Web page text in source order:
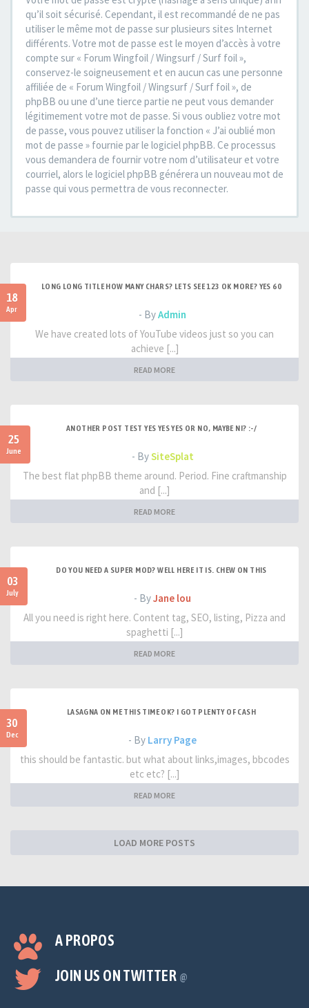
qu’il soit sécurisé. Cependant, il est recommandé de ne pas
utiliser le même mot de passe sur plusieurs sites Internet
différents. Votre mot de passe est le moyen d’accès à votre
compte sur « Forum Wingfoil / Wingsurf / Surf foil »,
conservez-le soigneusement et en aucun cas une personne
affiliée de « Forum Wingfoil / Wingsurf / Surf foil », de
phpBB ou une d’une tierce partie ne peut vous demander
légitimement votre mot de passe. Si vous oubliez votre mot
de passe, vous pouvez utiliser la fonction « J’ai oublié mon
mot de passe » fournie par le logiciel phpBB. Ce processus
vous demandera de fournir votre nom d’utilisateur et votre
courriel, alors le logiciel phpBB générera un nouveau mot de
passe qui vous permettra de vous reconnecter.
18
Apr
LONG LONG TITLE HOW MANY CHARS? LETS SEE 123 OK MORE? YES 60
- ByAdmin
We have created lots of YouTube videos just so you can
achieve [...]
READ MORE
25
June
ANOTHER POST TEST YES YES YES OR NO, MAYBE NI? :-/
- BySiteSplat
The best flat phpBB theme around. Period. Fine craftmanship
and [...]
READ MORE
03
July
DO YOU NEED A SUPER MOD? WELL HERE IT IS. CHEW ON THIS
- ByJane lou
All you need is right here. Content tag, SEO, listing, Pizza and
spaghetti [...]
READ MORE
30
Dec
LASAGNA ON ME THIS TIME OK? I GOT PLENTY OF CASH
- By Larry Page
this should be fantastic. but what about links,images, bbcodes
etc etc? [...]
READ MORE
LOAD MORE POSTS
A PROPOS
JOIN US ON TWITTER @